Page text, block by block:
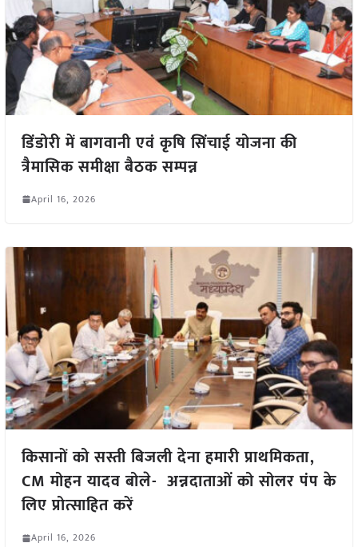
डिंडोरी में बागवानी एवं कृषि सिंचाई योजना की
त्रैमासिक समीक्षा बैठक सम्पन्न
April 16, 2026
किसानों को सस्ती बिजली देना हमारी प्राथमिकता,
CM मोहन यादव बोले- अन्नदाताओं को सोलर पंप के
लिए प्रोत्साहित करें
April 16, 2026